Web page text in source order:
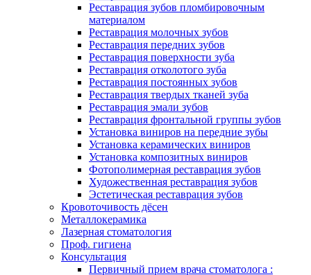
Реставрация зубов пломбировочным
материалом
Реставрация молочных зубов
Реставрация передних зубов
Реставрация поверхности зуба
Реставрация отколотого зуба
Реставрация постоянных зубов
Реставрация твердых тканей зуба
Реставрация эмали зубов
Реставрация фронтальной группы зубов
Установка виниров на передние зубы
Установка керамических виниров
Установка композитных виниров
Фотополимерная реставрация зубов
Художественная реставрация зубов
Эстетическая реставрация зубов
Кровоточивость дёсен
Металлокерамика
Лазерная стоматология
Проф. гигиена
Консультация
Первичный прием врача стоматолога :